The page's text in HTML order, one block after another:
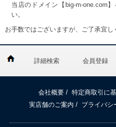
当店のドメイン【big-m-one.com
い。
お手数ではございますが、ご了承宜し
詳細検索 会員登録
会社概要 / 特定商取引に
実店舗のご案内 / プライバシ